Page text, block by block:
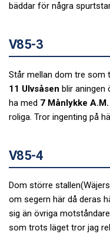
bäddar för några
V85-3
Står mellan dom tre som
11 Ulvsåsen blir aningen
ha med 7 Månlykke A.M.
roliga. Tror ingenting på
V85-4
Dom större
om segern här då deras
sig än övriga
som trots läget tror jag